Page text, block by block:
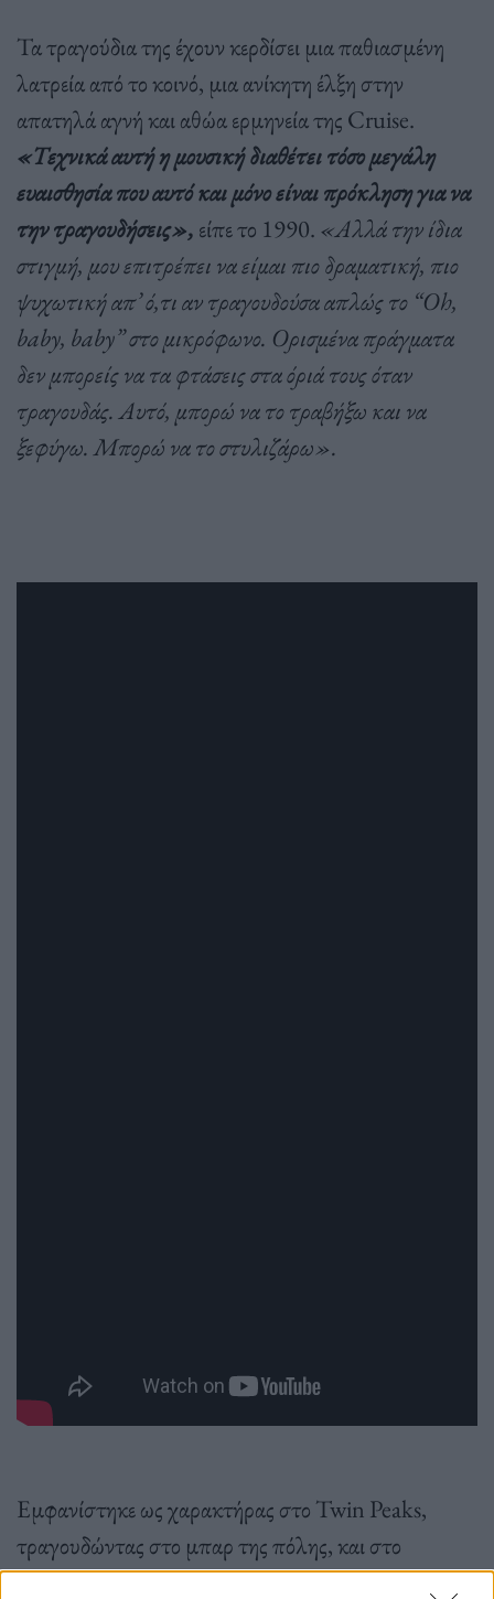
Τα τραγούδια της έχουν κερδίσει μια παθιασμένη
λατρεία από το κοινό, μια ανίκητη έλξη στην
απατηλά αγνή και αθώα ερμηνεία της Cruise.
«Τεχνικά αυτή η μουσική διαθέτει τόσο μεγάλη
ευαισθησία που αυτό και μόνο είναι πρόκληση για να
την τραγουδήσεις», είπε το 1990. «Αλλά την ίδια
στιγμή, μου επιτρέπει να είμαι πιο δραματική, πιο
ψυχωτική απ’ ό,τι αν τραγουδούσα απλώς το “Oh,
baby, baby” στο μικρόφωνο. Ορισμένα πράγματα
δεν μπορείς να τα φτάσεις στα όριά τους όταν
τραγουδάς. Αυτό, μπορώ να το τραβήξω και να
ξεφύγω. Μπορώ να το στυλιζάρω».
Εμφανίστηκε ως χαρακτήρας στο Twin Peaks,
τραγουδώντας στο μπαρ της πόλης, και στο
κινηματογραφικό spin-off «Twin Peaks: Fire Walk